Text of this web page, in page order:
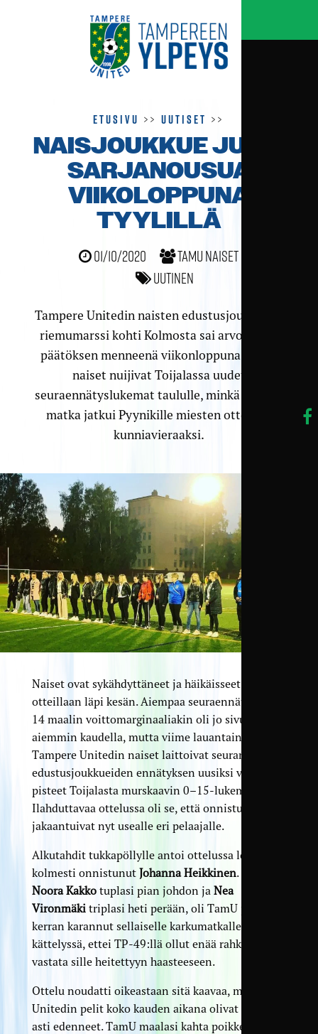
Etusivu >>Uutiset >>
NAISJOUKKUE JUHLI
SARJA­NOUSUA
VIIKO­LOPPUNA
TYYLILLÄ
01/10/2020
TamU naiset
Uutinen
Tampere Unitedin naisten edustusjoukkueen
riemumarssi kohti Kolmosta sai arvoisensa
päätöksen menneenä viikonloppuna. Ensin
naiset nuijivat Toijalassa uudet
seuraennätyslukemat taululle, minkä jälkeen
matka jatkui Pyynikille miesten otteluun
kunniavieraaksi.
Naiset ovat sykähdyttäneet ja häikäisseet
otteillaan läpi kesän. Aiempaa seuraennätystä eli
14 maalin voittomarginaaliakin oli jo sivuttu
aiemmin kaudella, mutta viime lauantaina
Tampere Unitedin naiset laittoivat seuran
edustusjoukkueiden ennätyksen uusiksi viemällä
pisteet Toijalasta murskaavin 0–15-lukemin.
Ilahduttavaa ottelussa oli se, että onnistumiset
jakaantuivat nyt usealle eri pelaajalle.
Alkutahdit tukkapöllylle antoi ottelussa lopulta
kolmesti onnistunut Johanna Heikkinen. Kun
Noora Kakkotuplasi pian johdon ja Nea
Vironmäkitriplasi heti perään, oli TamU jälleen
kerran karannut sellaiselle karkumatkalle heti
kättelyssä, ettei TP-49:llä ollut enää rahkeita
vastata sille heitettyyn haasteeseen.
Ottelu noudatti oikeastaan sitä kaavaa, millä
Unitedin pelit koko kauden aikana olivat tähän
asti edenneet. TamU maalasi kahta poikkeusta